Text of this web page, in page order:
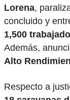
Lorena,
concluido y
1,500
Además,
Alto
Respecto a